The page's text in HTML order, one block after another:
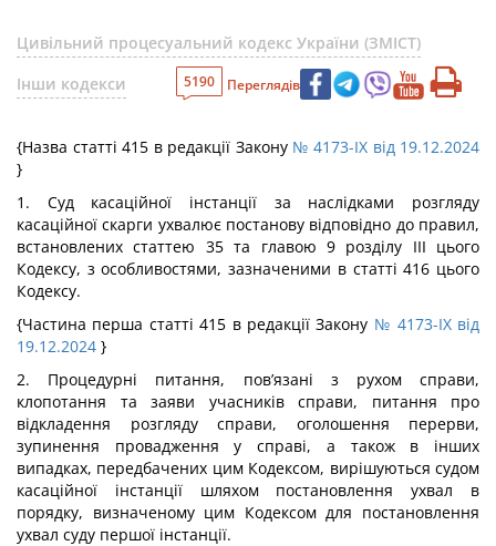
Цивільний процесуальний кодекс України (ЗМІСТ)
Інши кодекси
5190 Переглядів
{Назва статті 415 в редакції Закону № 4173-IX від 19.12.2024
}
1. Суд касаційної інстанції за наслідками розгляду
касаційної скарги ухвалює постанову відповідно до правил,
встановлених статтею 35 та главою 9 розділу III цього
Кодексу, з особливостями, зазначеними в статті 416 цього
Кодексу.
{Частина перша статті 415 в редакції Закону № 4173-IX від
19.12.2024 }
2. Процедурні питання, пов’язані з рухом справи,
клопотання та заяви учасників справи, питання про
відкладення розгляду справи, оголошення перерви,
зупинення провадження у справі, а також в інших
випадках, передбачених цим Кодексом, вирішуються судом
касаційної інстанції шляхом постановлення ухвал в
порядку, визначеному цим Кодексом для постановлення
ухвал суду першої інстанції.